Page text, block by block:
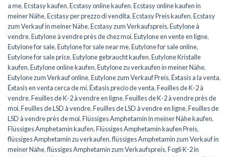
a me,Ecstasy kaufen,Ecstasy online kaufen,Ecstasy online kaufen in
meiner Nähe,Ecstasy per prezzo di vendita,Ecstasy Preis kaufen,Ecstasy
zum Verkauf in meiner Nähe,Ecstasy zum Verkaufspreis,Eutylone à
vendre,Eutylone à vendre près de chez moi,Eutylone en vente en ligne,
Eutylone for sale,Eutylone for sale near me,Eutylone for sale online,
Eutylone for sale price,Eutylone gebraucht kaufen,Eutylone Kristalle
kaufen,Eutylone online kaufen,Eutylone zu verkaufen in meiner Nähe,
Eutylone zum Verkauf online,Eutylone zum Verkauf Preis,Éxtasis a la venta,
Éxtasis en venta cerca de mí,Éxtasis precio de venta,Feuilles de K-2 à
vendre,Feuilles de K-2 à vendre en ligne,Feuilles de K-2 à vendre près de
moi,Feuilles de LSD à vendre,Feuilles de LSD à vendre en ligne,Feuilles de
LSD à vendre près de moi,Flüssiges Amphetamin in meiner Nähe kaufen,
Flüssiges Amphetamin kaufen,Flüssiges Amphetamin kaufen Preis,
flüssiges Amphetamin zu verkaufen,flüssiges Amphetamin zum Verkauf in
meiner Nähe,flüssiges Amphetamin zum Verkaufspreis,Fogli K-2 in